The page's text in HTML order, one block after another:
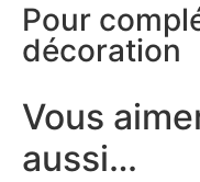
Pour
décoration
Vous
aussi…